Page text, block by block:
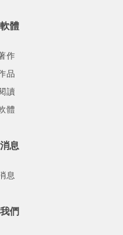
體
作
品
讀
體
息
息
們